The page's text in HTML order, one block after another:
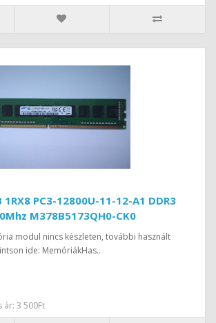
1RX8 PC3-12800U-11-12-A1 DDR3
M378B5173QH0-CK0
modul nincs készleten, további használt
ide: MemóriákHas..
ár: 3 500Ft